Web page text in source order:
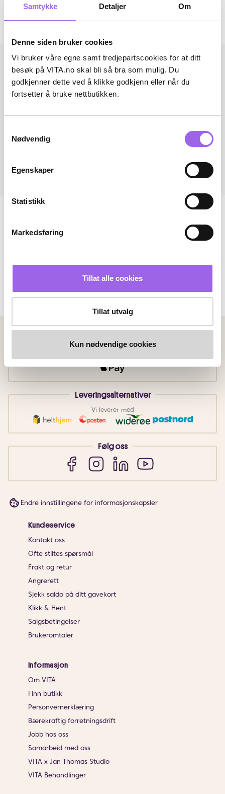
Samtykke Detaljer Om
Denne siden bruker cookies
Vi bruker våre egne samt tredjepartscookies for at ditt
besøk på VITA.no skal bli så bra som mulig. Du
godkjenner dette ved å klikke godkjenn eller når du
fortsetter å bruke nettbutikken.
Nødvendig
Egenskaper
Statistikk
Markedsføring
Tillat alle cookies
Tillat utvalg
Kun nødvendige cookies
Omtaler
FakturaVippsKortbetaling
Leveringsalternativer
Vi leverer med
Følg oss
Endre innstillingene for informasjonskapsler
Kundeservice
Kontakt oss
Ofte stiltes spørsmål
Frakt og retur
Angrerett
Sjekk saldo på ditt gavekort
Klikk & Hent
Salgsbetingelser
Brukeromtaler
Informasjon
Om VITA
Finn butikk
Personvernerklæring
Bærekraftig forretningsdrift
Jobb hos oss
Samarbeid med oss
VITA x Jan Thomas Studio
VITA Behandlinger